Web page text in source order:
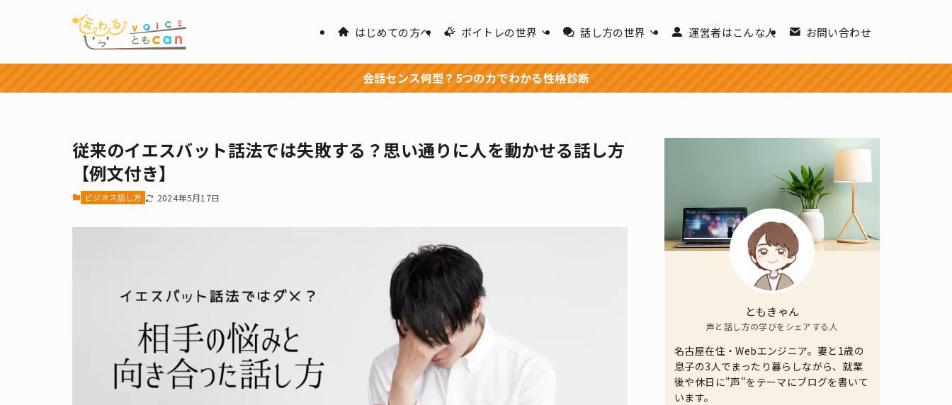
はじめての方へ ボイトレの世界 話し方の世界 運営者はこんな人 お問い合わせ
会話センス何型？5つの力でわかる性格診断
従来のイエスバット話法では失敗する？思い通りに人を動かせる話し方
【例文付き】
ビジネス話し方 2024年5月17日
ともきゃん
声と話し方の学びをシェアする人
名古屋在住・Webエンジニア。妻と1歳の
息子の3人でまったり暮らしながら、就業
後や休日に"声"をテーマにブログを書いて
います。